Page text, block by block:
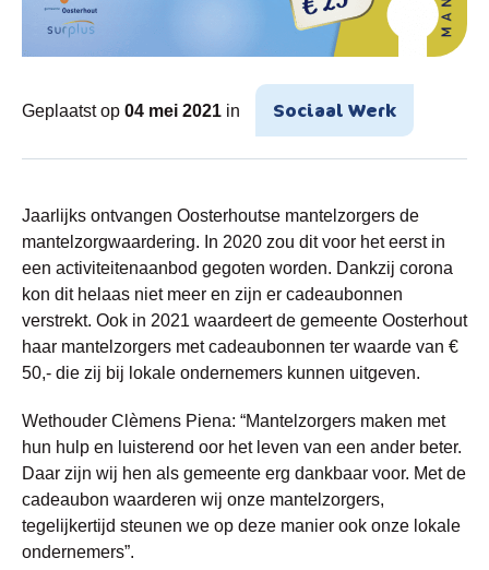
Geplaatst op 04 mei 2021 in Sociaal Werk
Jaarlijks ontvangen Oosterhoutse mantelzorgers de
mantelzorgwaardering. In 2020 zou dit voor het eerst in
een activiteitenaanbod gegoten worden. Dankzij corona
kon dit helaas niet meer en zijn er cadeaubonnen
verstrekt. Ook in 2021 waardeert de gemeente Oosterhout
haar mantelzorgers met cadeaubonnen ter waarde van €
50,- die zij bij lokale ondernemers kunnen uitgeven.
Wethouder Clèmens Piena: “Mantelzorgers maken met
hun hulp en luisterend oor het leven van een ander beter.
Daar zijn wij hen als gemeente erg dankbaar voor. Met de
cadeaubon waarderen wij onze mantelzorgers,
tegelijkertijd steunen we op deze manier ook onze lokale
ondernemers”.